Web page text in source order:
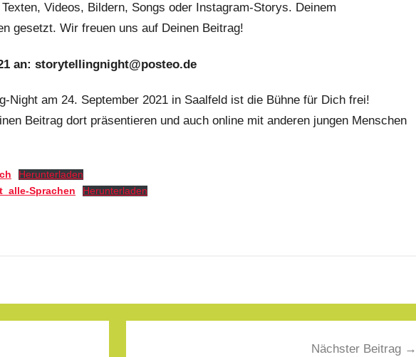
Videos, Bildern, Songs oder Instagram-Storys. Deinem
gesetzt. Wir freuen uns auf Deinen Beitrag!
an: storytellingnight@posteo.de
Night am 24. September 2021 in Saalfeld ist die Bühne für Dich frei!
Beitrag dort präsentieren und auch online mit anderen jungen Menschen
Herunterladen
Sprachen
Herunterladen
Nächster Beitrag